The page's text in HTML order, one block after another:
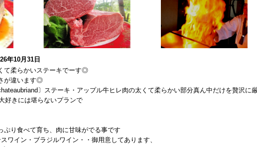
年10月31日
て柔らかいステーキでーす◎
が違います◎
〕ステーキ・アップル牛ヒレ肉の太くて柔らかい部分真ん中だけを贅沢に
好きには堪らないプランで
ぷり食べて育ち、肉に甘味がでる事です
ワイン・ブラジルワイン・・御用意してあります、